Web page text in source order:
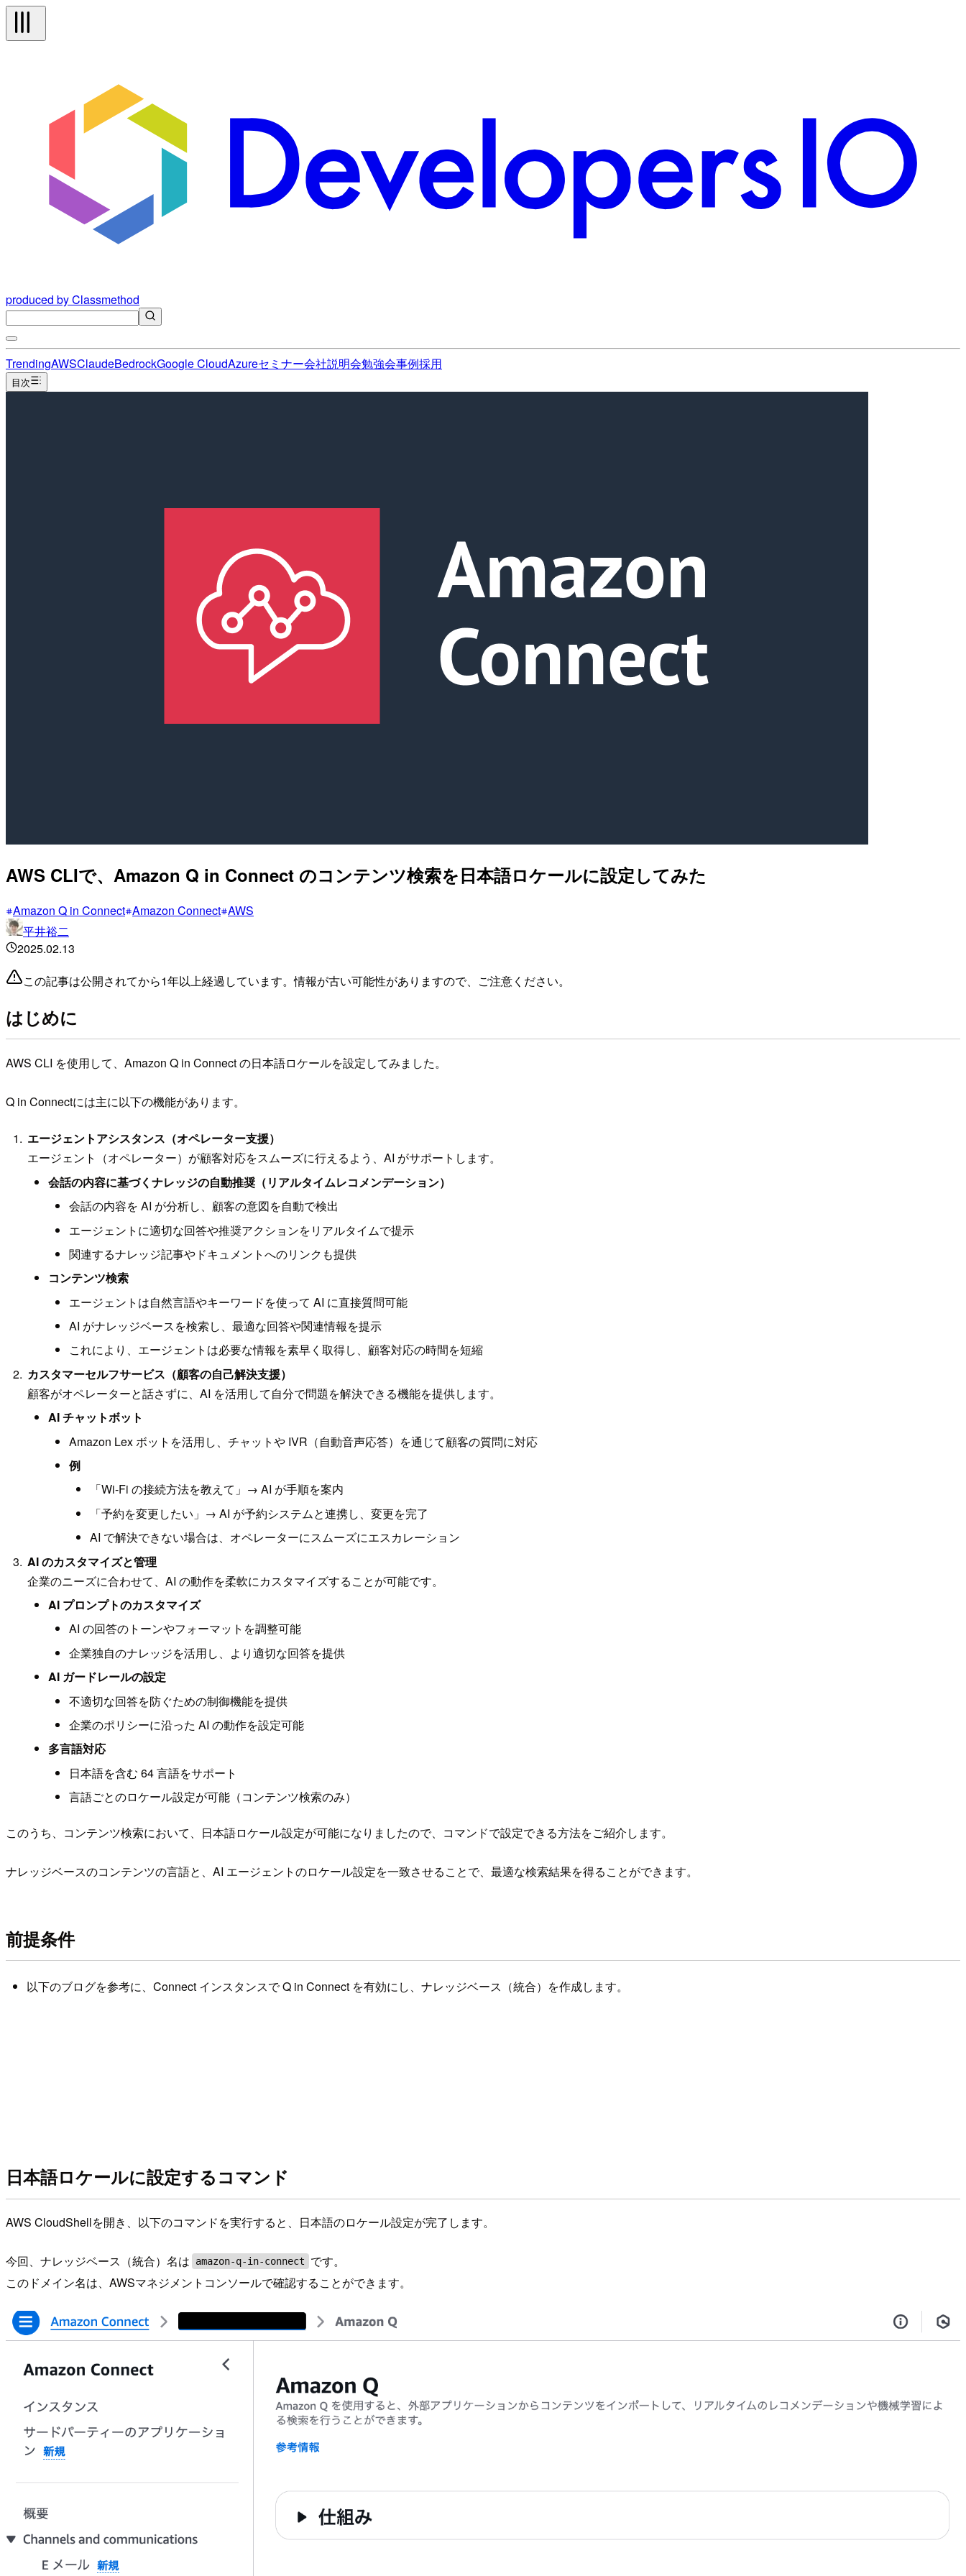
produced by Classmethod
TrendingAWSClaudeBedrockGoogle CloudAzureセミナー会社説明会勉強会事例採用
目次
AWS CLIで、Amazon Q in Connect のコンテンツ検索を日本語ロケールに設定してみた
Amazon Q in Connect Amazon Connect AWS
平井裕二
2025.02.13
この記事は公開されてから1年以上経過しています。情報が古い可能性がありますので、ご注意ください。
はじめに
AWS CLI を使用して、Amazon Q in Connect の日本語ロケールを設定してみました。
Q in Connectには主に以下の機能があります。
エージェントアシスタンス（オペレーター支援）
エージェント（オペレーター）が顧客対応をスムーズに行えるよう、AI がサポートします。
会話の内容に基づくナレッジの自動推奨（リアルタイムレコメンデーション）
会話の内容を AI が分析し、顧客の意図を自動で検出
エージェントに適切な回答や推奨アクションをリアルタイムで提示
関連するナレッジ記事やドキュメントへのリンクも提供
コンテンツ検索
エージェントは自然言語やキーワードを使って AI に直接質問可能
AI がナレッジベースを検索し、最適な回答や関連情報を提示
これにより、エージェントは必要な情報を素早く取得し、顧客対応の時間を短縮
カスタマーセルフサービス（顧客の自己解決支援）
顧客がオペレーターと話さずに、AI を活用して自分で問題を解決できる機能を提供します。
AI チャットボット
Amazon Lex ボットを活用し、チャットや IVR（自動音声応答）を通じて顧客の質問に対応
例
「Wi-Fi の接続方法を教えて」→ AI が手順を案内
「予約を変更したい」→ AI が予約システムと連携し、変更を完了
AI で解決できない場合は、オペレーターにスムーズにエスカレーション
AI のカスタマイズと管理
企業のニーズに合わせて、AI の動作を柔軟にカスタマイズすることが可能です。
AI プロンプトのカスタマイズ
AI の回答のトーンやフォーマットを調整可能
企業独自のナレッジを活用し、より適切な回答を提供
AI ガードレールの設定
不適切な回答を防ぐための制御機能を提供
企業のポリシーに沿った AI の動作を設定可能
多言語対応
日本語を含む 64 言語をサポート
言語ごとのロケール設定が可能（コンテンツ検索のみ）
このうち、コンテンツ検索において、日本語ロケール設定が可能になりましたので、コマンドで設定できる方法をご紹介します。
ナレッジベースのコンテンツの言語と、AI エージェントのロケール設定を一致させることで、最適な検索結果を得ることができます。
前提条件
以下のブログを参考に、Connect インスタンスで Q in Connect を有効にし、ナレッジベース（統合）を作成します。
日本語ロケールに設定するコマンド
AWS CloudShellを開き、以下のコマンドを実行すると、日本語のロケール設定が完了します。
今回、ナレッジベース（統合）名は amazon-q-in-connect
です。
このドメイン名は、AWSマネジメントコンソールで確認することができます。